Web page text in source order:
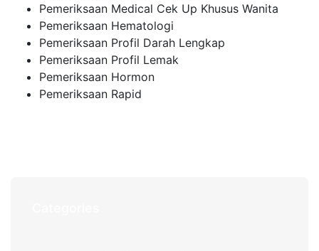
Pemeriksaan Medical Cek Up Khusus Wanita
Pemeriksaan Hematologi
Pemeriksaan Profil Darah Lengkap
Pemeriksaan Profil Lemak
Pemeriksaan Hormon
Pemeriksaan Rapid